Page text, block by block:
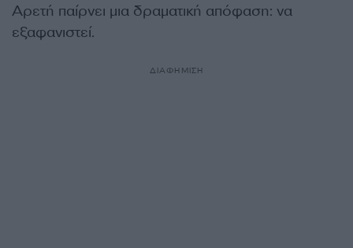
Αρετή παίρνει μια δραματική απόφαση: να
εξαφανιστεί.
ΔΙΑΦΗΜΙΣΗ